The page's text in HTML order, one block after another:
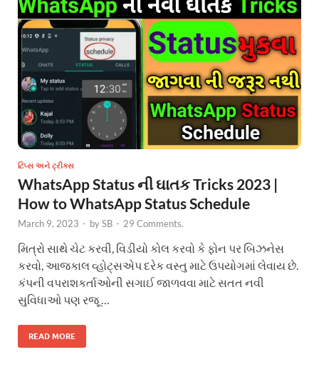
ટિપ્સ અને ટ્રીક્સ
WhatsApp Status ની ઘાતક Tricks 2023 |
How to WhatsApp Status Schedule
March 9, 2023 - bySB - 29 Comments.
મિત્રો સાથે ચેટ કરવી, વિડીયો કોલ કરવો કે ફોન પર બિઝનેસ
કરવો, આજકાલ વ્હોટ્સએપ દરેક વસ્તુ માટે ઉપયોગમાં લેવાય છે.
કંપની વપરાશકર્તાઓની સગાઈ જાળવવા માટે સતત નવી
સુવિધાઓ પણ રજૂ …
READ MORE